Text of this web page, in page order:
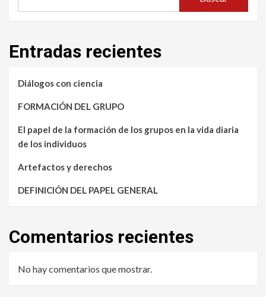
Entradas recientes
Diálogos con ciencia
FORMACIÓN DEL GRUPO
El papel de la formación de los grupos en la vida diaria
de los individuos
Artefactos y derechos
DEFINICIÓN DEL PAPEL GENERAL
Comentarios recientes
No hay comentarios que mostrar.